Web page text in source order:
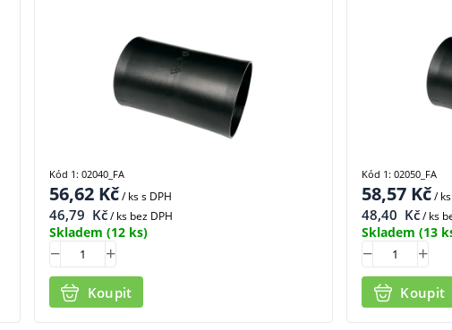
56,62Kč/ kss DPH
46,79 Kč/ ks bez DPH
Skladem (12 ks)
Koupit
Kód 1: 02040_FA
58,57 Kč/
48,40 Kč/ ks
Skladem (13
Koupit
Kód 1: 02050_FA